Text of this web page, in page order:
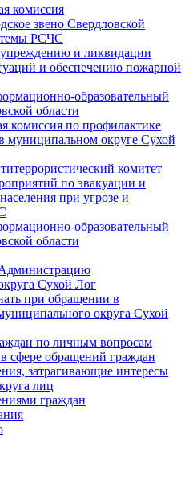
комиссия
звено Свердловской
РСЧС
и ликвидации
и обеспечению пожарной
образовательный
области
комиссия по профилактике
муниципальном округе Сухой
комитет
по эвакуации и
при угрозе и
образовательный
области
Сухой Лог
при обращении в
округа Сухой
по личным вопросам
в сфере обращений граждан
затрагивающие интересы
лиц
граждан